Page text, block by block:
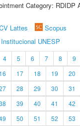
Category: RDIDP
Lattes
Scopus
UNESP
4 5 6 7 8 9
16 17 18 19 20
28 29 30 31
39 40 41 42
50 51 52 53